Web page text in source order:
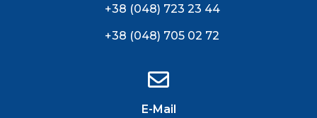
+38 (048) 723 23 44
+38 (048) 705 02 72
E-Mail